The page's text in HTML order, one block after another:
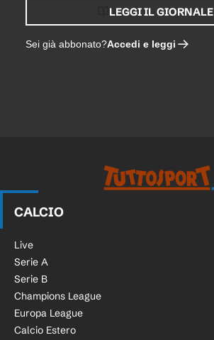
LEGGI IL GIORNALE
Sei già abbonato?Accedi e leggi
CALCIO
Live
Serie A
Serie B
Champions League
Europa League
Calcio Estero